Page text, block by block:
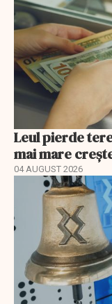
Leul pierde
mai mare
04 AUGUST 2026